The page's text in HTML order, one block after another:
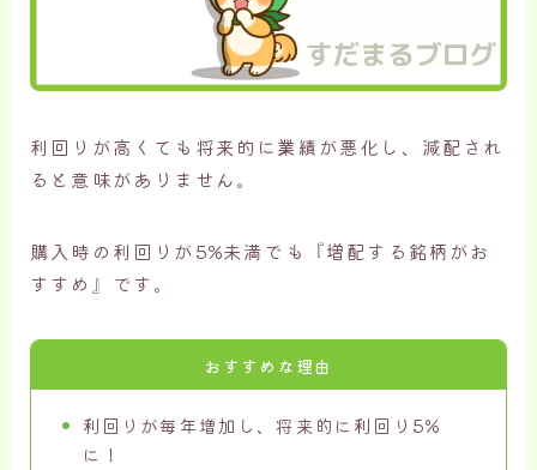
利回りが高くても将来的に業績が悪化し、減配され
ると意味がありません。
購入時の利回りが5%未満でも『増配する銘柄がお
すすめ』です。
おすすめな理由
利回りが毎年増加し、将来的に利回り5%
に！